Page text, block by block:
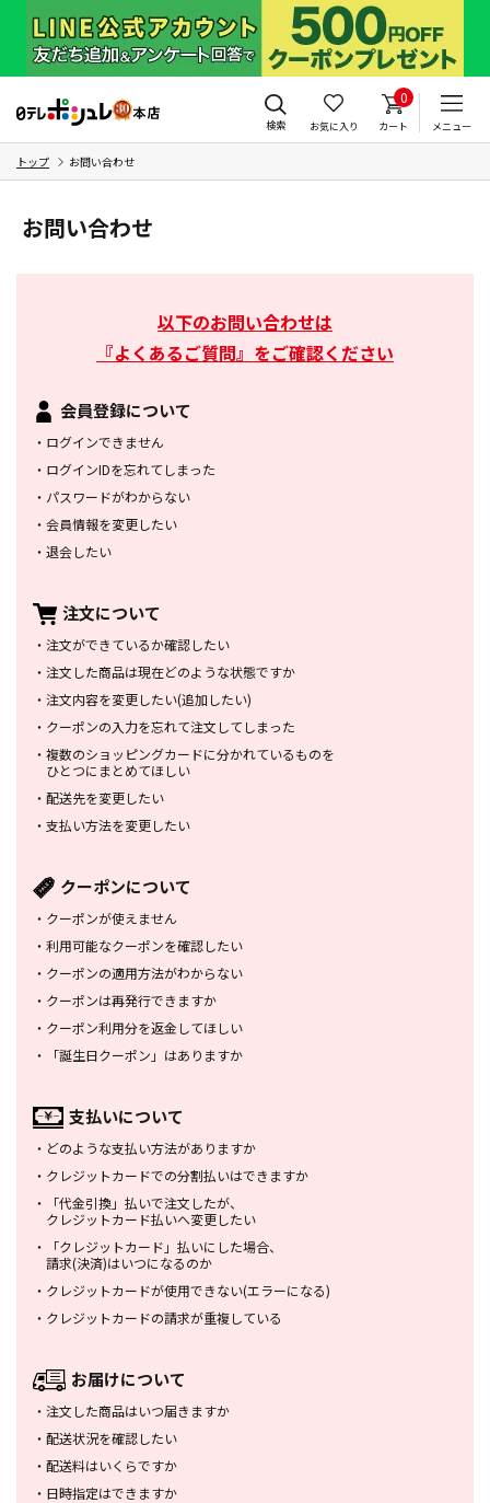
検索 お気に入り
0
カート メニュー
トップ お問い合わせ
お問い合わせ
以下のお問い合わせは
『よくあるご質問』をご確認ください
会員登録について
・ ログインできません
・ ログインIDを忘れてしまった
・ パスワードがわからない
・ 会員情報を変更したい
・ 退会したい
注文について
・ 注文ができているか確認したい
・ 注文した商品は現在どのような状態ですか
・ 注文内容を変更したい(追加したい)
・ クーポンの入力を忘れて注文してしまった
・ 複数のショッピングカードに分かれているものを
ひとつにまとめてほしい
・ 配送先を変更したい
・ 支払い方法を変更したい
クーポンについて
・ クーポンが使えません
・ 利用可能なクーポンを確認したい
・ クーポンの適用方法がわからない
・ クーポンは再発行できますか
・ クーポン利用分を返金してほしい
・
「誕生日クーポン」はありますか
支払いについて
・ どのような支払い方法がありますか
・ クレジットカードでの分割払いはできますか
・
「代金引換」払いで注文したが、
クレジットカード払いへ変更したい
・
「クレジットカード」払いにした場合、
請求(決済)はいつになるのか
・ クレジットカードが使用できない(エラーになる)
・ クレジットカードの請求が重複している
お届けについて
・ 注文した商品はいつ届きますか
・ 配送状況を確認したい
・ 配送料はいくらですか
・ 日時指定はできますか